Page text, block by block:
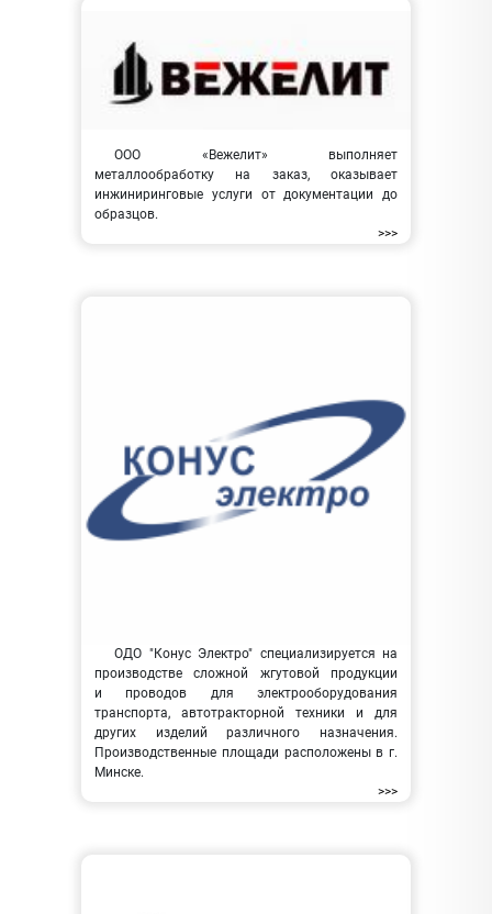
ООО «Вежелит» выполняет
металлообработку на заказ, оказывает
инжиниринговые услуги от документации до
образцов.
>>>
ОДО "Конус Электро" специализируется на
производстве сложной жгутовой продукции
и проводов для электрооборудования
транспорта, автотракторной техники и для
других изделий различного назначения.
Производственные площади расположены в г.
Минске.
>>>